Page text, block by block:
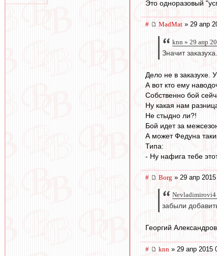
Это одноразовый
# MadMat » 29 апр
knn » 29 апр
Значит
Дело не в заказухе.
А вот кто ему
Собственно бой
Ну какая нам
Не стыдно ли?!
Бой идет за
А может Федуна
Типа:
- Ну нафига тебе
# Borg » 29 апр
Nevladimirovi4
забыли
Георгий
# knn » 29 апр 2015